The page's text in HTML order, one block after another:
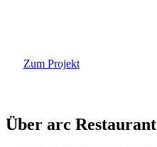
Zum Projekt
Über arc Restaurant